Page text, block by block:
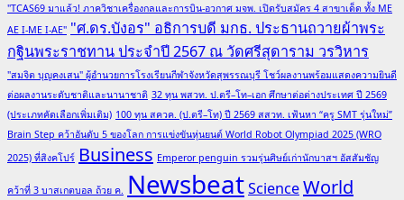
จัด
พิธี
ลง
นาม
บันทึก
ความ
ร่วม
กับ
"TCAS69 มาแล้ว! ภาควิชาเครื่องกลและการบิน-อวกาศ มจพ. เปิดรับสมัคร 4 สาขาเด็ด ทั้ง ME
AE I-ME I-AE" "ศ.ดร.บังอร" อธิการบดี มกธ. ประธานถวายผ้าพระ
กฐินพระราชทาน ประจำปี 2567 ณ วัดศรีสุดาราม วรวิหาร
"สมจิต บุญคงเสน" ผู้อำนวยการโรงเรียนกีฬาจังหวัดสุพรรณบุรี โชว์ผลงานพร้อมแสดงความยินดี
ต่อผลงานระดับชาติและนานาชาติ 32 ทุน พสวท. ป.ตรี–โท–เอก ศึกษาต่อต่างประเทศ ปี 2569
(ประเภทคัดเลือกเพิ่มเติม) 100 ทุน สควค. (ป.ตรี–โท) ปี 2569 สสวท. เฟ้นหา “ครู SMT รุ่นใหม่”
Brain Step คว้าอันดับ 5 ของโลก การแข่งขันหุ่นยนต์ World Robot Olympiad 2025 (WRO
2025) ที่สิงคโปร์ Business Emperor penguin รวมรุ่นศิษย์เก่านักบาสฯ อัสสัมชัญ
คว้าที่ 3 บาสเกตบอล ถ้วย ค. NewsbeatScienceWorld